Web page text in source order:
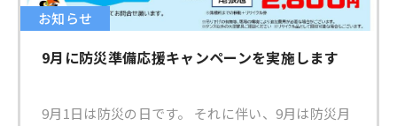
切な存在です。弊社が制作したオリジナルのエンデ
ィングノート「想いをカタチに」は、広島のエンデ
ィングノート普及協会理事長の赤川直美様に監修を
いた柔らかいイラストもたくさん盛り込んでいただ
お知らせ
9月に防災準備応援キャンペーンを実施します
9月1日は防災の日です。 それに伴い、9月は防災月